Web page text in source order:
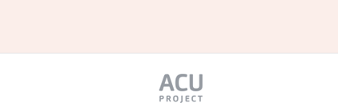
인시 캠퍼스인 경우 해당 캠퍼스
있는 기관명을 선택하시면 됩니